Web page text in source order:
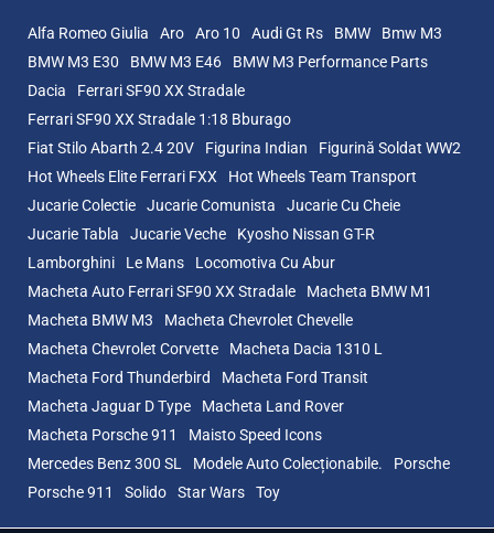
Alfa Romeo Giulia Aro Aro 10 Audi Gt Rs BMW
Bmw M3
BMW M3 E30
BMW M3 E46
BMW M3 Performance Parts
Dacia
Ferrari SF90 XX Stradale
Ferrari SF90 XX Stradale 1:18 Bburago
Fiat Stilo Abarth 2.4 20V
Figurina Indian
Figurină Soldat WW2
Hot Wheels Elite Ferrari FXX
Hot Wheels Team Transport
Jucarie Colectie
Jucarie Comunista
Jucarie Cu Cheie
Jucarie Tabla
Jucarie Veche
Kyosho Nissan GT-R
Lamborghini
Le Mans
Locomotiva Cu Abur
Macheta Auto Ferrari SF90 XX Stradale
Macheta BMW M1
Macheta BMW M3
Macheta Chevrolet Chevelle
Macheta Chevrolet Corvette
Macheta Dacia 1310 L
Macheta Ford Thunderbird
Macheta Ford Transit
Macheta Jaguar D Type
Macheta Land Rover
Macheta Porsche 911
Maisto Speed Icons
Mercedes Benz 300 SL
Modele Auto Colecționabile.
Porsche
Porsche 911
Solido Star Wars Toy